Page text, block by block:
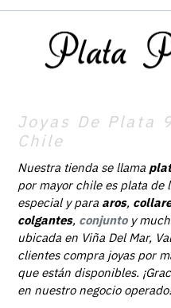
Joyas De Plata
Chile
Nuestra tienda se llama
por mayor chile es plata de
especial y para aros,
colgantes, conjunto y
ubicada en Viña Del Mar,
clientes compra joyas por
que están disponibles.
en nuestro negocio operado!